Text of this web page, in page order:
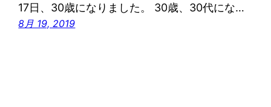
17日、30歳になりました。 30歳、30代にな…
8月 19, 2019